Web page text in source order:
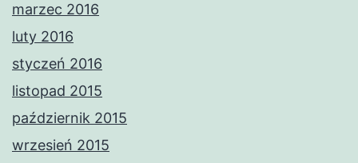
marzec 2016
luty 2016
styczeń 2016
listopad 2015
październik 2015
wrzesień 2015